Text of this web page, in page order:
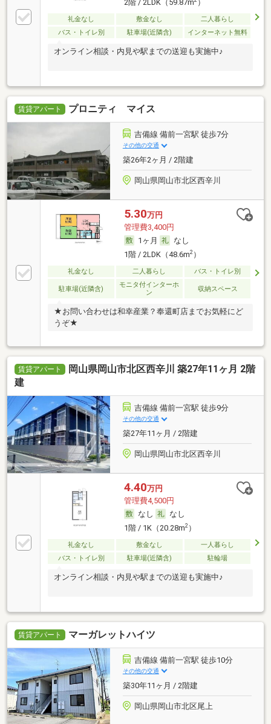
2階 / 2LDK（59.87m ）
礼金なし 敷金なし
二人暮らし
バス・トイレ別
駐車場(近隣含) インターネット無料
オンライン相談・内見や駅までの送迎も実施中♪
賃貸アパート プロニティ マイス
吉備線 備前一宮駅 徒歩7分
その他の交通
築26年2ヶ月 / 2階建
岡山県岡山市北区西辛川
5.30万円
管理費3,400円
1ヶ月
なし
1階 / 2LDK（48.6m2）
礼金なし 二人暮らし バス・トイレ別
駐車場(近隣含)
モニタ付インターホ
ン
収納スペース
★お問い合わせは和幸産業？奉還町店までお気軽にど
うぞ★
賃貸アパート
岡山県岡山市北区西辛川 築27年11ヶ月 2階
建
吉備線 備前一宮駅 徒歩9分
その他の交通
築27年11ヶ月 / 2階建
岡山県岡山市北区西辛川
4.40万円
管理費4,500円
なし
なし
1階 / 1K（20.28m2）
礼金なし 敷金なし
一人暮らし
バス・トイレ別
駐車場(近隣含) 駐輪場
オンライン相談・内見や駅までの送迎も実施中♪
賃貸アパート マーガレットハイツ
吉備線 備前一宮駅 徒歩10分
その他の交通
築30年11ヶ月 / 2階建
岡山県岡山市北区尾上